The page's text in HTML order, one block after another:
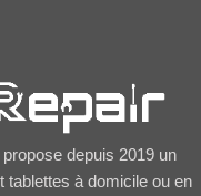
depuis 2019 un
tablettes à domicile ou en